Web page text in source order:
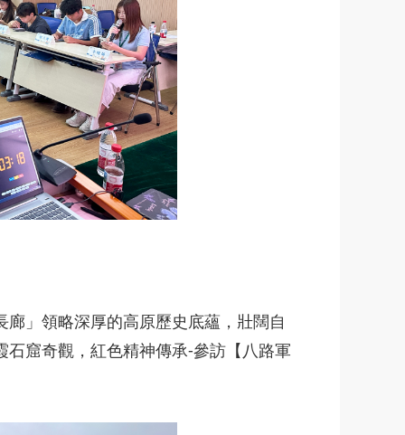
」領略深厚的高原歷史底蘊，壯闊自
窟奇觀，紅色精神傳承-參訪【八路軍